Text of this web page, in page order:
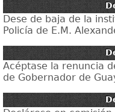
Dese de baja de la
Policía de E.M.
Acéptase la renuncia
de Gobernador de